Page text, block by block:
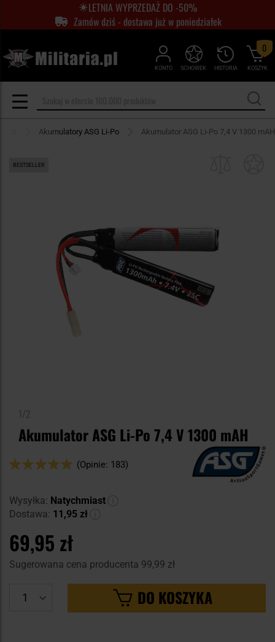
LETNIA WYPRZEDAŻ DO -50%
Zamów dziś - dostawa już w poniedziałek
KONTO HISTORIA
SCHOWEK KOSZYK
0
Akumulatory ASG Li-Po Akumulator ASG Li-Po 7,4 V 1300 mAH
BESTSELLER
Akumulator ASG Li-Po 7,4 V 1300 mAH
Ocena:
(Opinie: 183)
Wysyłka: Natychmiast
Dostawa: 11,95 zł
69,95 zł
Sugerowana cena producenta 99,99 zł
DO KOSZYKA